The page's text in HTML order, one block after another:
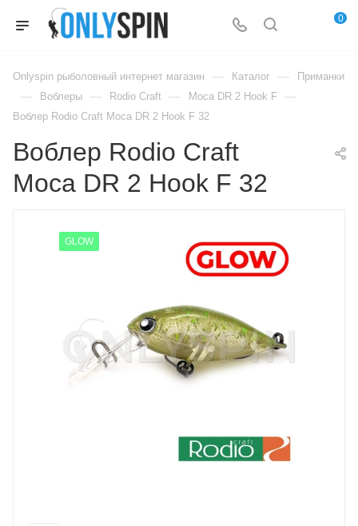
0
Onlyspin рыболовный интернет магазин — Каталог — Приманки
— Воблеры — Rodio Craft — Moca DR 2 Hook F —
Воблер Rodio Craft Moca DR 2 Hook F 32
Воблер Rodio Craft
Moca DR 2 Hook F 32
GLOW